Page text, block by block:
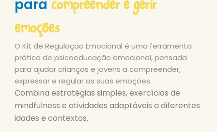
para compreender e gerir
emoções
O Kit de Regulação Emocional é uma ferramenta
prática de psicoeducação emocional, pensada
para ajudar crianças e jovens a compreender,
expressar e regular as suas emoções.
Combina estratégias simples, exercícios de
mindfulness e atividades adaptáveis a diferentes
idades e contextos.